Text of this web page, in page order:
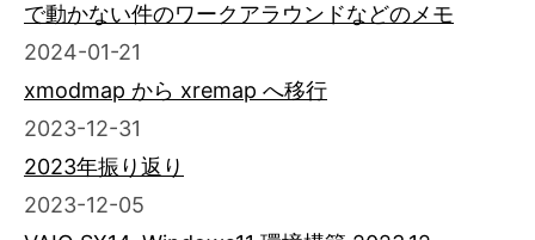
で動かない件のワークアラウンドなどのメモ
2024-01-21
xmodmap から xremap へ移行
2023-12-31
2023年振り返り
2023-12-05